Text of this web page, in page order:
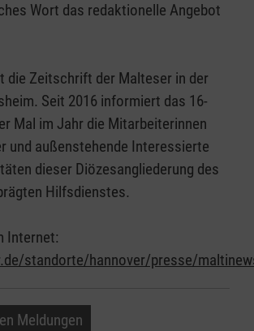
Wort das redaktionelle Angebot
die Zeitschrift der Malteser in der
Seit 2016 informiert das 16-
Mal im Jahr die Mitarbeiterinnen
und außenstehende Interessierte
dieser Diözesangliederung des
Hilfsdienstes.
Internet:
standorte/hannover/presse/
Meldungen